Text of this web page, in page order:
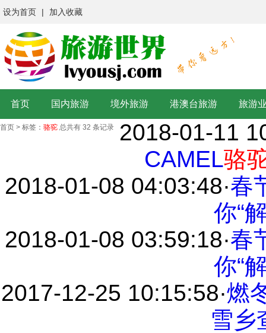
设为首页 | 加入收藏
首页 国内旅游 境外旅游 港澳台旅游 旅游
首页 > 标签： 骆驼 总共有 32 条记录
2018-01-11
CAMEL骆
2018-01-08 04:03:48·春
你“
2018-01-08 03:59:18·春
你“
2017-12-25 10:15:58·燃
雪乡